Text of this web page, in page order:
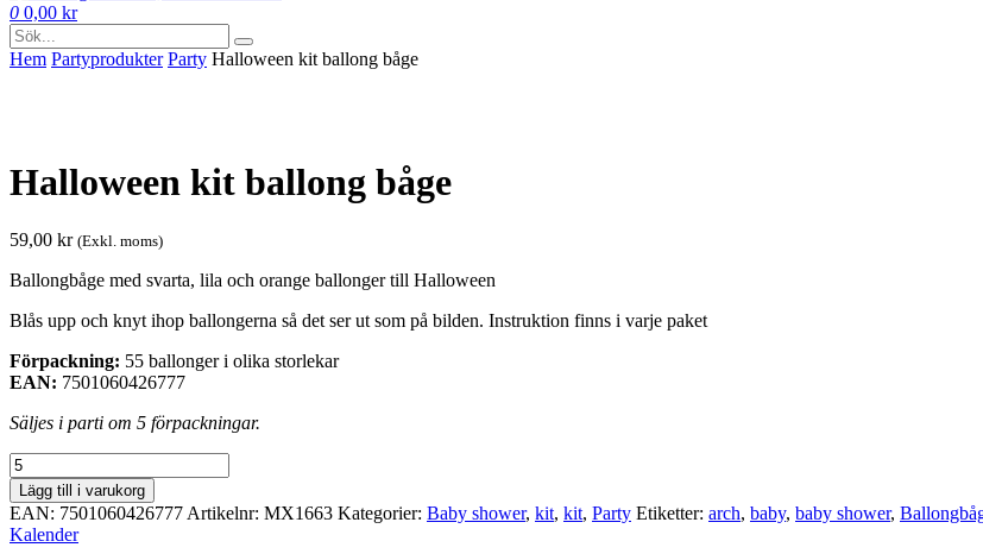
0 0,00 kr
Hem Party­­produkter Party Halloween kit ballong båge
Halloween kit ballong båge
59,00 kr (Exkl. moms)
Ballongbåge med svarta, lila och orange ballonger till Halloween
Blås upp och knyt ihop ballongerna så det ser ut som på bilden. Instruktion finns i varje paket
Förpackning: 55 ballonger i olika storlekar
EAN: 7501060426777
Säljes i parti om 5 förpackningar.
Halloween
kit
ballong
båge
mängd
Lägg till i varukorg
EAN: 7501060426777 Artikelnr: MX1663 Kategorier: Baby shower, kit, kit, Party Etiketter: arch, baby, baby shower,
Kalender